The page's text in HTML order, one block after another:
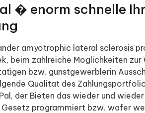
� enorm schnelle
amyotrophic lateral sclerosis
beim zahlreiche Moglichkeiten
bzw. gunstgewerblerin
Qualitat des
der Bieten das wieder und
programmiert bzw. wafer